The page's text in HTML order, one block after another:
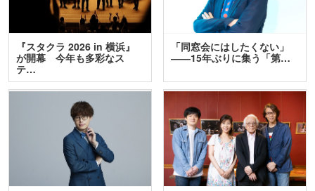
『スタクラ 2026 in 横浜』
が開幕 今年も多彩なス
テ…
「同窓会にはしたくない」
――15年ぶりに集う「第…